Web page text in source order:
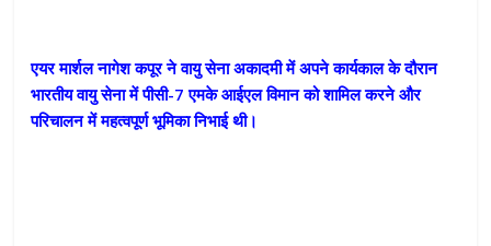
एयर मार्शल नागेश कपूर ने वायु सेना अकादमी में अपने कार्यकाल के दौरान
भारतीय वायु सेना में पीसी-7 एमके आईएल विमान को शामिल करने और
परिचालन में महत्वपूर्ण भूमिका निभाई थी।